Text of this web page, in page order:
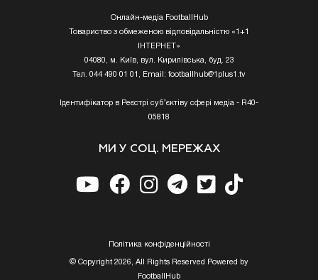
Онлайн-медіа FootballHub
Товариство з обмеженою відповідальністю «1+1
ІНТЕРНЕТ»
04080, м. Київ, вул. Кирилівська, буд. 23
Тел. 044 490 01 01, Email: footballhub@1plus1.tv
Ідентифікатор в Реєстрі суб’єктіву сфері медіа - R40-
05818
МИ У СОЦ. МЕРЕЖАХ
Полiтика конфiденцiйностi
© Copyright 2026, All Rights Reserved Powered by
FootballHub